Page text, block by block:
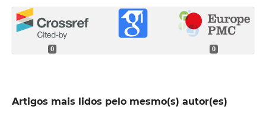
0 0
Artigos mais lidos pelo mesmo(s) autor(es)